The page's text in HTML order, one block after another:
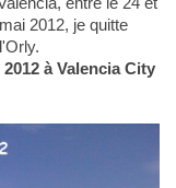
2012, je quitte
à Valencia City